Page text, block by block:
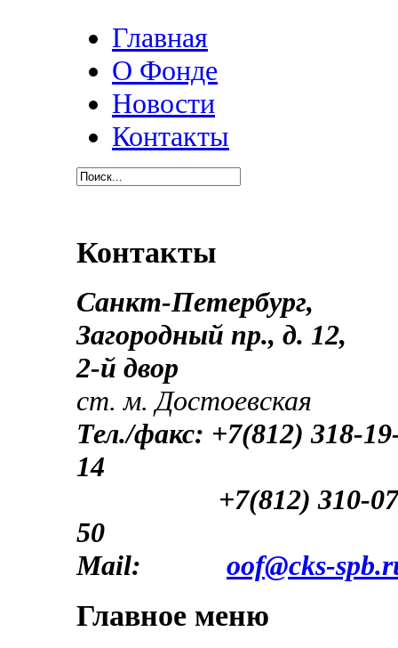
Главная
О Фонде
Новости
Контакты
Контакты
Санкт-Петербург,
Загородный пр., д. 12,
2-й двор
ст. м. Достоевская
Тел./факс: +7(812) 318-
14
+7(812) 310-07-
50
Mail: oof@cks-
Главное меню